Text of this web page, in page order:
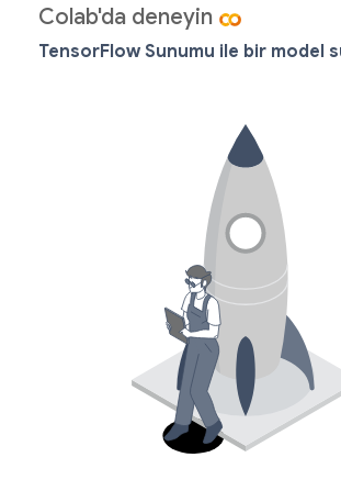
Colab'da deneyin
TensorFlow Sunumu ile bir model